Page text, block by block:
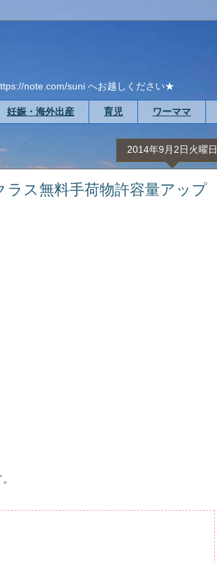
note.com/suni へお越しください★
妊娠・海外出産 育児 ワーママ
2014年9月2日火曜日
ラス無料手荷物許容量アップ